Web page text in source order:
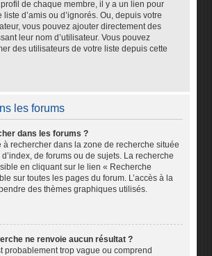
de chaque membre, il y a un lien pour
liste d’amis ou d’ignorés. Ou, depuis votre
vous pouvez ajouter directement des
leur nom d’utilisateur. Vous pouvez
des utilisateurs de votre liste depuis cette
les forums
dans les forums ?
à rechercher dans la zone de recherche située
de forums ou de sujets. La recherche
en cliquant sur le lien « Recherche
sur toutes les pages du forum. L’accès à la
des thèmes graphiques utilisés.
ne renvoie aucun résultat ?
probablement trop vague ou comprend